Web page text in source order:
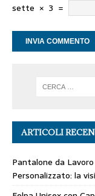
sette × 3 =
ARTICOLI
Pantalone da
Personalizzato: la